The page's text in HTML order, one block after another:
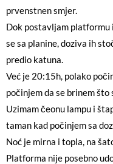
prvenstnen smjer.
Dok postavljam platformu
se sa planine, doziva ih
predio katuna.
Već je 20:15h, polako
počinjem da se brinem što
Uzimam čeonu lampu i
taman kad počinjem sa
Noć je mirna i topla, na
Platforma nije posebno